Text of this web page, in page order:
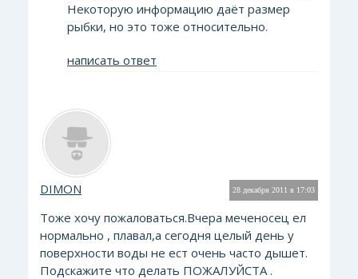
Некоторую информацию даёт размер
рыбки, но это тоже относительно.
написать ответ
28 декабря 2011 в 17:03
DIMON
Тоже хочу пожаловаться.Вчера меченосец ел
нормально , плавал,а сегодня целый день у
поверхности воды не ест очень часто дышет.
Подскажите что делать ПОЖАЛУЙСТА .